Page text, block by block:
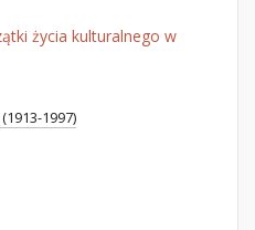
życia kulturalnego w
1997)